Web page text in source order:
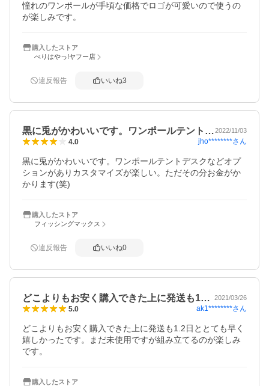
憧れのワンポールが手頃な価格でロゴが可愛いので使うの
が楽しみです。
購入したストア
べりはやっ!ヤフー店
違反報告 いいね3
黒に兎がかわいいです。ワンポールテント…2022/11/03
4.0 jho********さん
黒に兎がかわいいです。ワンポールテントデスクなどオプ
ションがありカスタマイズが楽しい。ただその分お金がか
かります(笑)
購入したストア
フィッシングマックス
違反報告 いいね0
どこよりもお安く購入できた上に発送も1… 2021/03/26
5.0 ak1********さん
どこよりもお安く購入できた上に発送も1.2日ととても早く
嬉しかったです。まだ未使用ですが組み立てるのが楽しみ
です。
購入したストア